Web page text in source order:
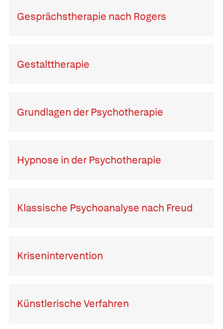
Gesprächstherapie nach Rogers
Gestalttherapie
Grundlagen der Psychotherapie
Hypnose in der Psychotherapie
Klassische Psychoanalyse nach Freud
Krisenintervention
Künstlerische Verfahren